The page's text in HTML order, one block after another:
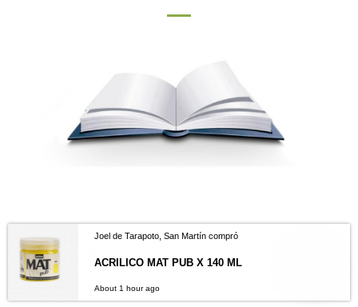
TÉRMINOS Y CONDICIONES DE USO
FORMAS DE PAGO
LIBRO DE RECLAMACIONES
Perú Graphic 2026 - Todos los Derechos Reservados
Joel de Tarapoto, San Martín compró
ACRILICO MAT PUB X 140 ML
About 1 hour ago